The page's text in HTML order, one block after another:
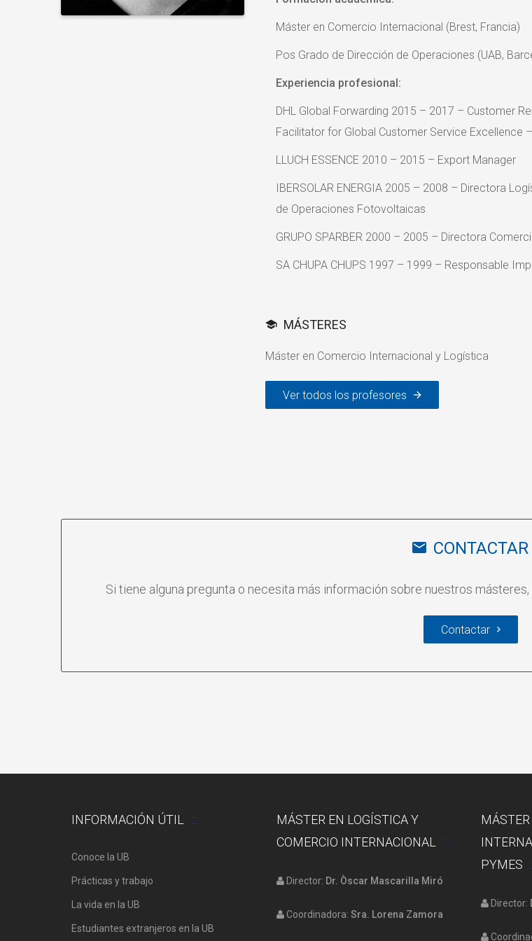
Máster en Comercio Internacional (Brest, Francia)
Pos Grado de Dirección de Operaciones (UAB,
Experiencia profesional:
DHL Global Forwarding 2015 – 2017 – Customer
Facilitator for Global Customer Service Excellence
LLUCH ESSENCE 2010 – 2015 – Export Manager
IBERSOLAR ENERGIA 2005 – 2008 – Directora
de Operaciones Fotovoltaicas
GRUPO SPARBER 2000 – 2005 – Directora
SA CHUPA CHUPS 1997 – 1999 – Responsable
MÁSTERES
Máster en Comercio Internacional y Logística
Ver todos los profesores
CONTACTAR
Si tiene alguna pregunta o necesita más información sobre nuestros
Contactar
INFORMACIÓN ÚTIL
Conoce la UB
Prácticas y trabajo
La vida en la UB
Estudiantes extranjeros en la UB
MÁSTER EN LOGÍSTICA Y
COMERCIO INTERNACIONAL
Director: Dr. Òscar Mascarilla Miró
Coordinadora: Sra. Lorena Zamora
PYMES
Director: